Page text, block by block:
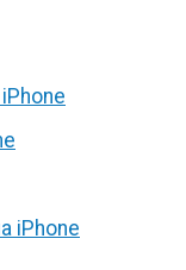
iPhone